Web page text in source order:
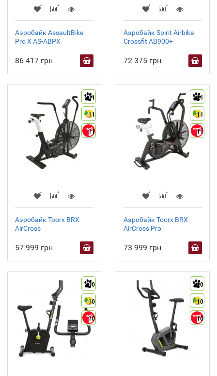
Аэробайк AssaultBike
Pro X AS-ABPX
86 417 грн
Аэробайк Spirit Airbike
Crossfit AB900+
72 375 грн
11
11
11
Аэробайк Toorx BRX
AirCross
57 999 грн
11
11
11
Аэробайк Toorx BRX
AirCross Pro
73 999 грн
10
10
10
10
10
10